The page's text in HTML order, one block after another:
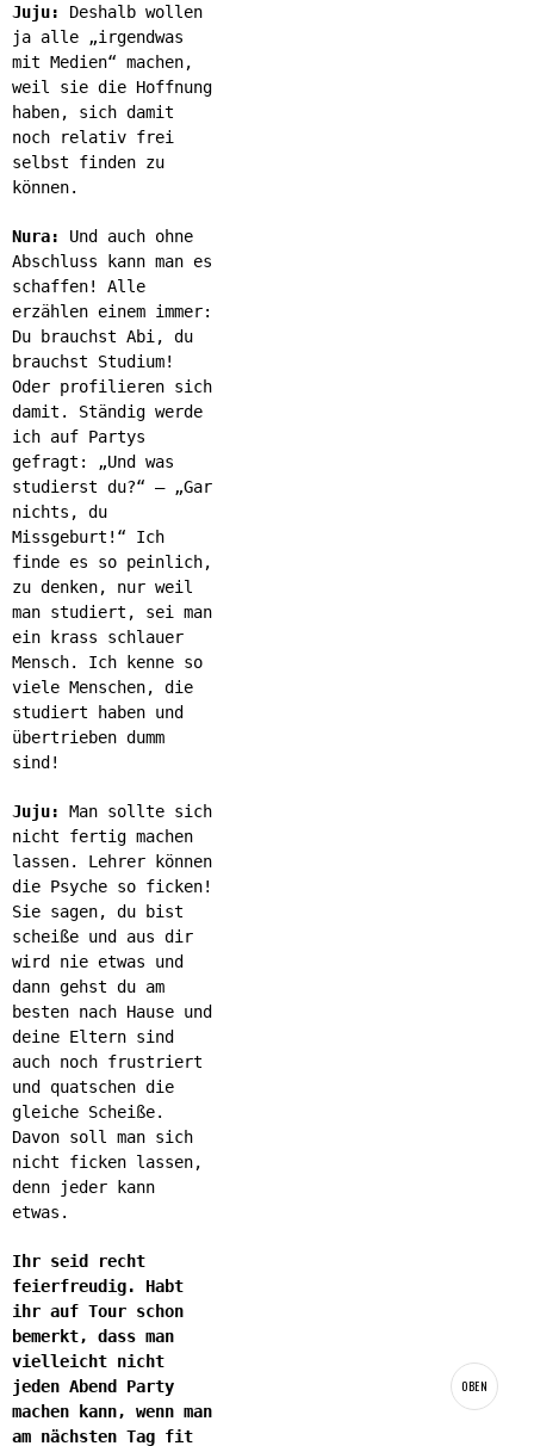
Juju:
Deshalb wollen
ja alle „irgendwas
mit Medien“ machen,
weil sie die Hoffnung
haben, sich damit
noch relativ frei
selbst finden zu
können.
Nura:
Und auch ohne
Abschluss kann man es
schaffen! Alle
erzählen einem immer:
Du brauchst Abi, du
brauchst Studium!
Oder profilieren sich
damit. Ständig werde
ich auf Partys
gefragt: „Und was
studierst du?“ – „Gar
nichts, du
Missgeburt!“ Ich
finde es so peinlich,
zu denken, nur weil
man studiert, sei man
ein krass schlauer
Mensch. Ich kenne so
viele Menschen, die
studiert haben und
übertrieben dumm
sind!
Juju:
Man sollte sich
nicht fertig machen
lassen. Lehrer können
die Psyche so ficken!
Sie sagen, du bist
scheiße und aus dir
wird nie etwas und
dann gehst du am
besten nach Hause und
deine Eltern sind
auch noch frustriert
und quatschen die
gleiche Scheiße.
Davon soll man sich
nicht ficken lassen,
denn jeder kann
etwas.
Ihr seid recht
feierfreudig. Habt
ihr auf Tour schon
bemerkt, dass man
vielleicht nicht
jeden Abend Party
machen kann, wenn man
am nächsten Tag fit
OBEN